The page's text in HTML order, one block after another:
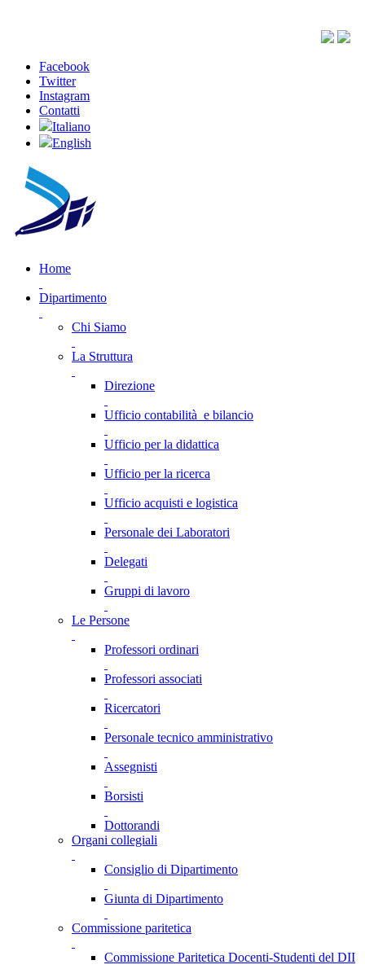
Facebook
Twitter
Instagram
Contatti
Italiano
English
Home
Dipartimento
Chi Siamo
La Struttura
Direzione
Ufficio contabilità e bilancio
Ufficio per la didattica
Ufficio per la ricerca
Ufficio acquisti e logistica
Personale dei Laboratori
Delegati
Gruppi di lavoro
Le Persone
Professori ordinari
Professori associati
Ricercatori
Personale tecnico amministrativo
Assegnisti
Borsisti
Dottorandi
Organi collegiali
Consiglio di Dipartimento
Giunta di Dipartimento
Commissione paritetica
Commissione Paritetica Docenti-Studenti del DII